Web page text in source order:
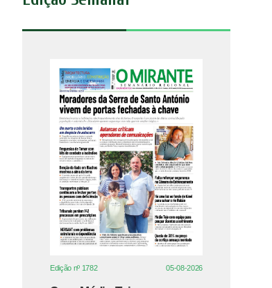
Edição nº 1782 05-08-2026